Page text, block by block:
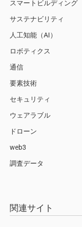
スマートビルディング
サステナビリティ
人工知能（AI）
ロボティクス
通信
要素技術
セキュリティ
ウェアラブル
ドローン
web3
調査データ
関連サイト